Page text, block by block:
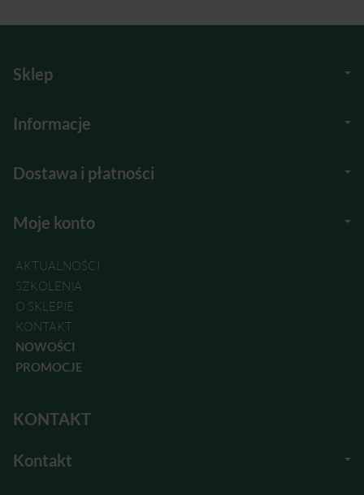
Sklep
Informacje
Dostawa i płatności
Moje konto
AKTUALNOŚCI
SZKOLENIA
O SKLEPIE
KONTAKT
NOWOŚCI
PROMOCJE
KONTAKT
Kontakt